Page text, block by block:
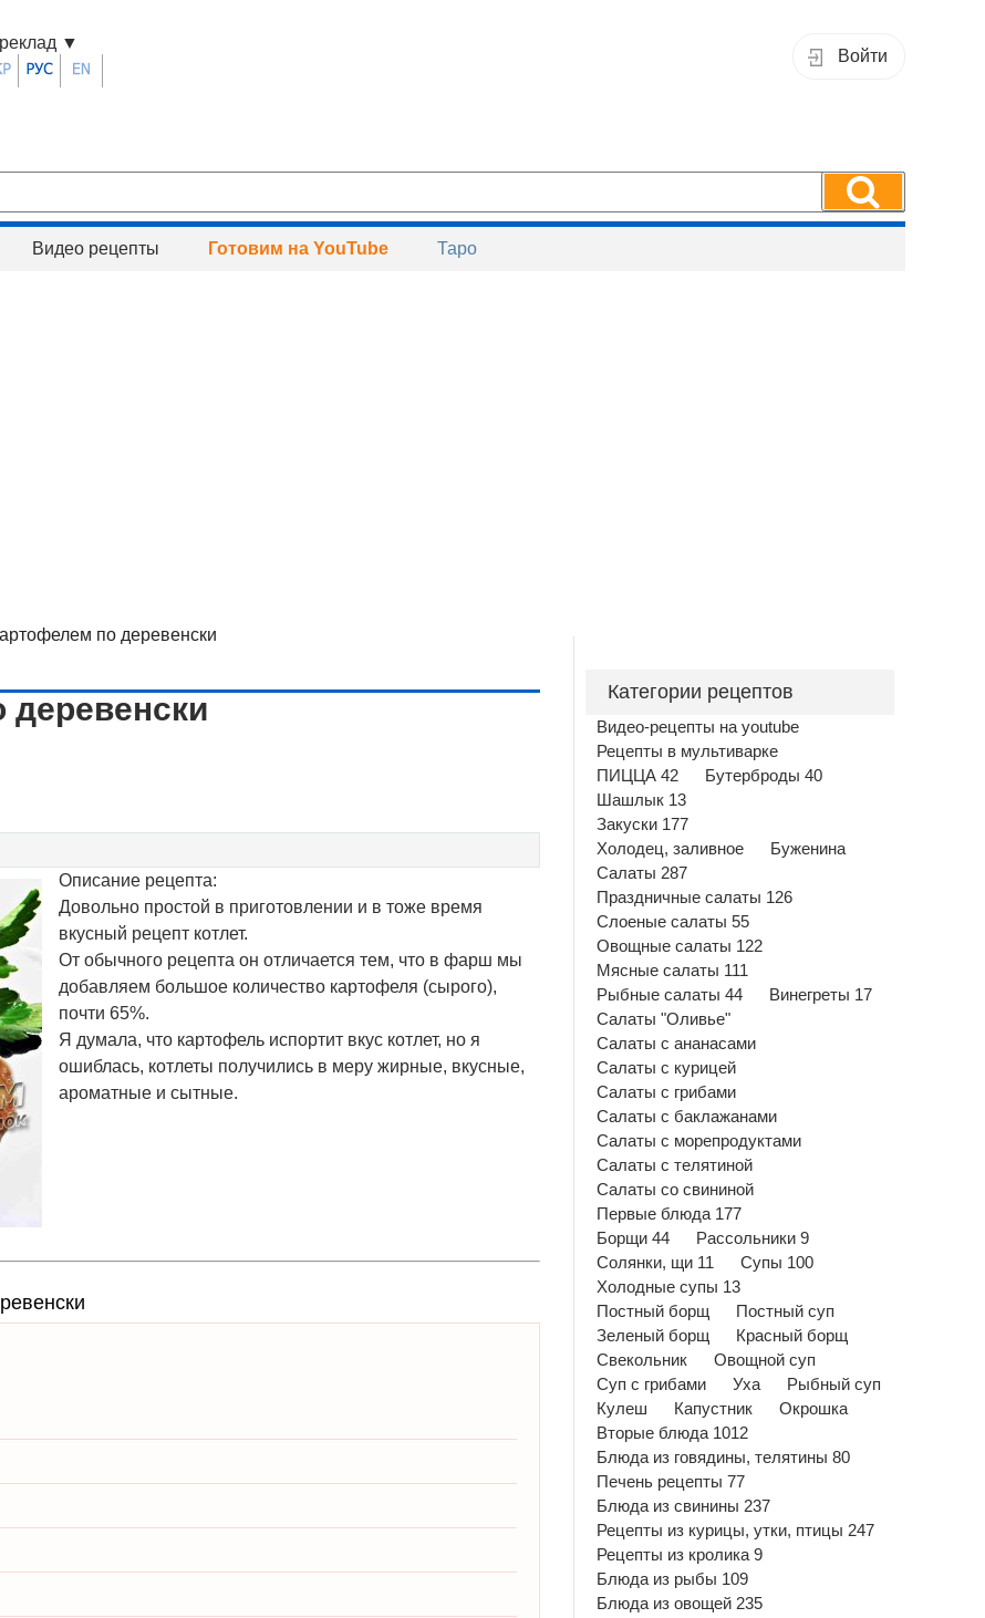
Войти
▼
Видео рецепты Готовим на YouTube Таро
по деревенски
Описание рецепта:
Довольно простой в приготовлении и в тоже время
вкусный рецепт котлет.
От обычного рецепта он отличается тем, что в фарш мы
добавляем большое количество картофеля (сырого),
почти 65%.
Я думала, что картофель испортит вкус котлет, но я
ошиблась, котлеты получились в меру жирные, вкусные,
ароматные и сытные.
Категории рецептов
Видео-рецепты на youtube
Рецепты в мультиварке
ПИЦЦА 42
Бутерброды 40
Шашлык 13
Закуски 177
Холодец, заливное
Буженина
Салаты 287
Праздничные салаты 126
Слоеные салаты 55
Овощные салаты 122
Мясные салаты 111
Рыбные салаты 44
Винегреты 17
Салаты "Оливье"
Салаты с ананасами
Салаты с курицей
Салаты с грибами
Салаты с баклажанами
Салаты с морепродуктами
Салаты с телятиной
Салаты со свининой
Первые блюда 177
Борщи 44
Рассольники 9
Солянки, щи 11
Супы 100
Холодные супы 13
Постный борщ
Постный суп
Зеленый борщ
Красный борщ
Свекольник
Овощной суп
Суп с грибами
Уха
Рыбный суп
Кулеш
Капустник
Окрошка
Вторые блюда 1012
Блюда из говядины, телятины 80
Печень рецепты 77
Блюда из свинины 237
Рецепты из курицы, утки, птицы 247
Рецепты из кролика 9
Блюда из рыбы 109
Блюда из овощей 235